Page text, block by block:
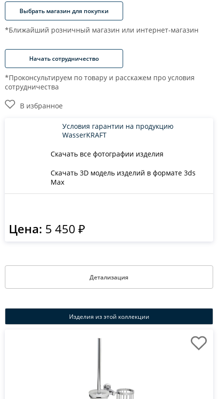
Выбрать магазин для покупки
*Ближайший розничный магазин или интернет-магазин
Начать сотрудничество
*Проконсультируем по товару и расскажем про условия
сотрудничества
В избранное
Скачать все фотографии изделия
Скачать 3D модель изделий в формате 3ds
Max
Условия гарантии на продукцию
WasserKRAFT
Цена: 5 450 ₽
Детализация
Изделия из этой коллекции